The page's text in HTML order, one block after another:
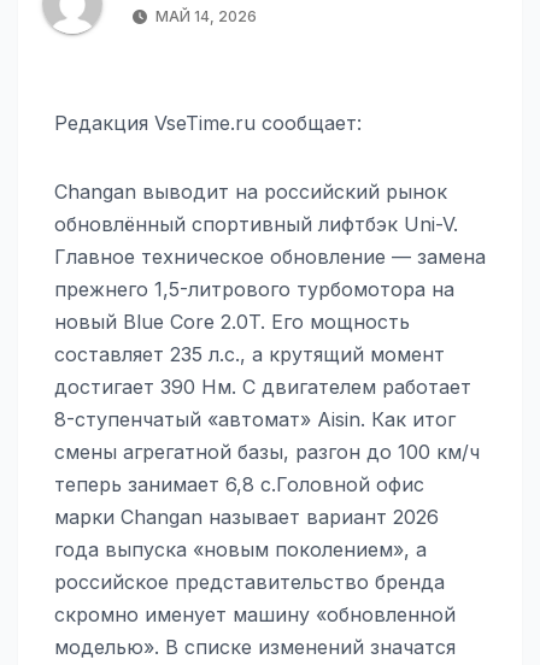
МАЙ 14, 2026
Редакция VseTime.ru сообщает:
Changan выводит на российский рынок
обновлённый спортивный лифтбэк Uni-V.
Главное техническое обновление — замена
прежнего 1,5-литрового турбомотора на
новый Blue Core 2.0T. Его мощность
составляет 235 л.с., а крутящий момент
достигает 390 Нм. С двигателем работает
8-ступенчатый «автомат» Aisin. Как итог
смены агрегатной базы, разгон до 100 км/ч
теперь занимает 6,8 с.Головной офис
марки Changan называет вариант 2026
года выпуска «новым поколением», а
российское представительство бренда
скромно именует машину «обновленной
моделью». В списке изменений значатся